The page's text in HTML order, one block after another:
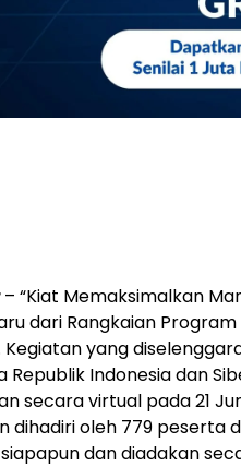
– “Kiat Memaksimalkan
dari Rangkaian Program
Kegiatan yang
Republik Indonesia dan
secara virtual pada 21
dihadiri oleh 779 peserta
dan diadakan